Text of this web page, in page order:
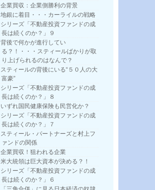
企業買収：企業側勝利の背景
地銀に着目・・・カーライルの戦略
シリーズ「不動産投資ファンドの成
長は続くのか？」９
背後で何かが進行してい
る？！・・・スティールばかりが取
り上げられるのはなんで？
スティールの背後にいる“５０人の大
富豪”
シリーズ「不動産投資ファンドの成
長は続くのか？」８
いずれ国民健康保険も民営化か？
シリーズ「不動産投資ファンドの成
長は続くのか？」７
スティール・パートナーズと村上フ
ァンドの関係
企業買収！狙われる企業
米大統領は巨大資本が決める？！
シリーズ「不動産投資ファンドの成
長は続くのか？」６